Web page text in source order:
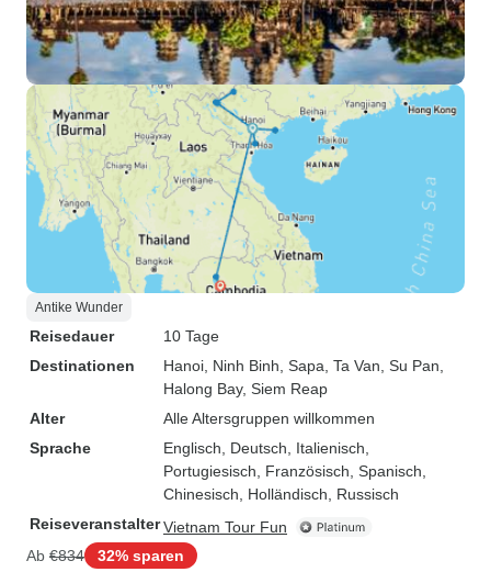
Antike Wunder
Reisedauer
10 Tage
Destinationen
Hanoi , Ninh Binh , Sapa , Ta Van , Su Pan
Halong Bay, Siem Reap
Alter
Alle Altersgruppen willkommen
Sprache
Englisch, Deutsch, Italienisch,
Portugiesisch, Französisch, Spanisch,
Chinesisch, Holländisch, Russisch
ReiseveranstalterVietnam Tour Fun
Ab €834 32% sparen